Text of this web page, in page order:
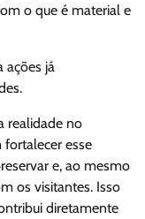
o que é material e
ações já
realidade no
esse
e, ao mesmo
os visitantes. Isso
diretamente